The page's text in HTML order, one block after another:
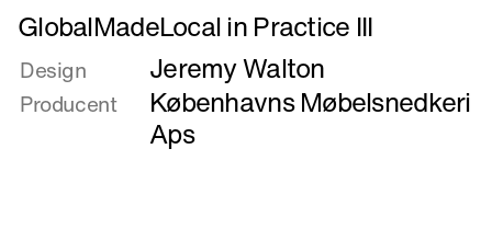
Læs
mere
om
GlobalMadeLocal
in
GlobalMadeLocal in Practice III
Design Jeremy Walton
Producent
Københavns Møbelsnedkeri
Aps